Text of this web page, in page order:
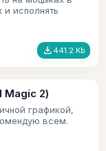
исполнять
file_download 441.2 Kb
Magic 2)
графикой,
всем.